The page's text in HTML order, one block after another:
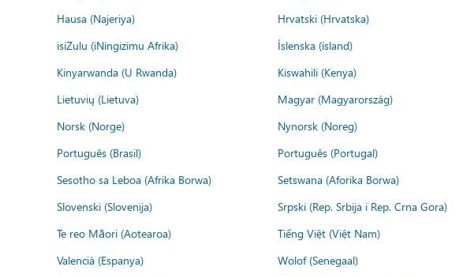
Hausa (Najeriya)
Hrvatski (Hrvatska)
isiZulu (iNingizimu Afrika)
Íslenska (ísland)
Kinyarwanda (U Rwanda)
Kiswahili (Kenya)
Lietuvių (Lietuva)
Magyar (Magyarország)
Norsk (Norge)
Nynorsk (Noreg)
Português (Brasil)
Português (Portugal)
Sesotho sa Leboa (Afrika Borwa)
Setswana (Aforika Borwa)
Slovenski (Slovenija)
Srpski (Rep. Srbija i Rep. Crna Gora)
Te reo Māori (Aotearoa)
Tiếng Việt (Việt Nam)
Valencià (Espanya)
Wolof (Senegaal)